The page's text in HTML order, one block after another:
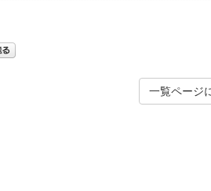
一覧ページ